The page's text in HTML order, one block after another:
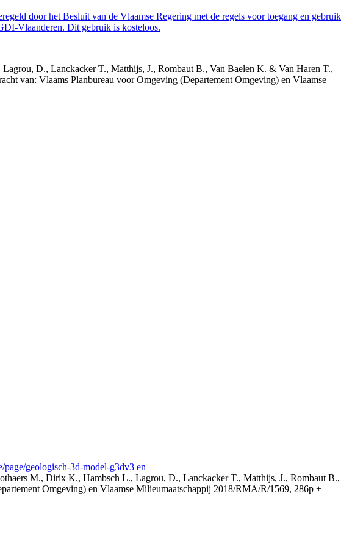
door het Besluit van de Vlaamse Regering met de regels voor toegang en gebruik
Vlaanderen. Dit gebruik is kosteloos.
D., Lanckacker T., Matthijs, J., Rombaut B., Van Baelen K. & Van Haren T.,
van: Vlaams Planbureau voor Omgeving (Departement Omgeving) en Vlaamse
geologisch-3d-model-g3dv3 en
M., Dirix K., Hambsch L., Lagrou, D., Lanckacker T., Matthijs, J., Rombaut B.,
Omgeving) en Vlaamse Milieumaatschappij 2018/RMA/R/1569, 286p +